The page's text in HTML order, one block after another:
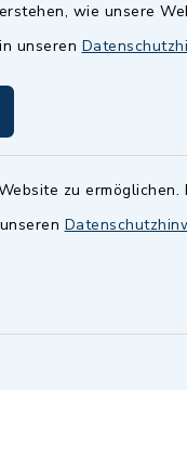
wie unsere
unseren
zu
Standesamt
.